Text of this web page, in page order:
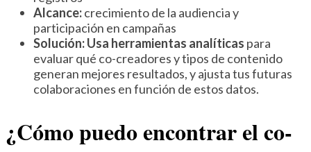
Alcance:crecimiento de la audiencia y
participación en campañas
Solución:Usa herramientas analíticas para
evaluar qué co-creadores y tipos de contenido
generan mejores resultados, y ajusta tus futuras
colaboraciones en función de estos datos.
¿Cómo puedo encontrar el co-